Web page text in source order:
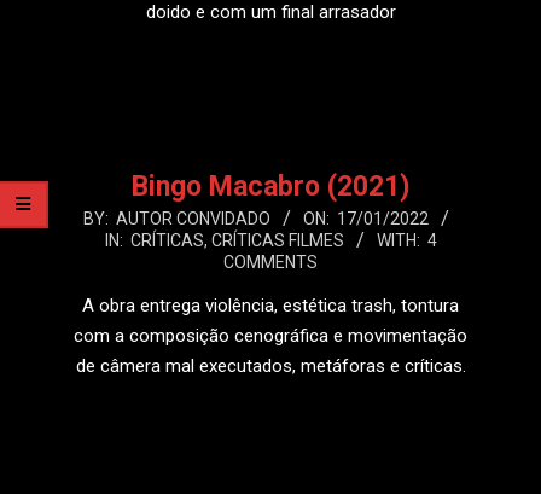
doido e com um final arrasador
Bingo Macabro (2021)
2022-
BY: AUTOR CONVIDADO ON: 17/01/2022
IN: CRÍTICAS, CRÍTICAS FILMES WITH: 4
COMMENTS
A obra entrega violência, estética trash, tontura
com a composição cenográfica e movimentação
de câmera mal executados, metáforas e críticas.